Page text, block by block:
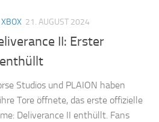
XBOX 21. AUGUST 2024
II: Erster
Studios und PLAION haben
Tore öffnete, das erste offizielle
Deliverance II enthüllt. Fans